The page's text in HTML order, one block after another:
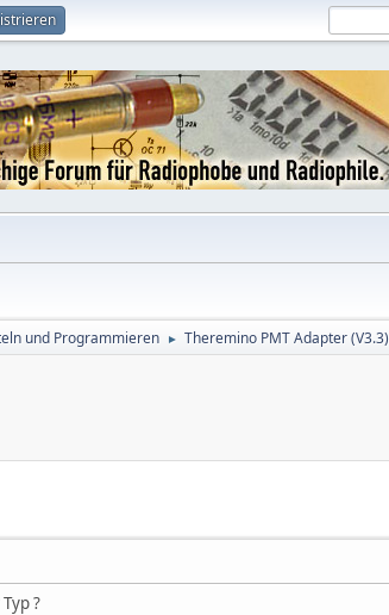
und Programmieren ► Theremino PMT Adapter (V3.3)
?